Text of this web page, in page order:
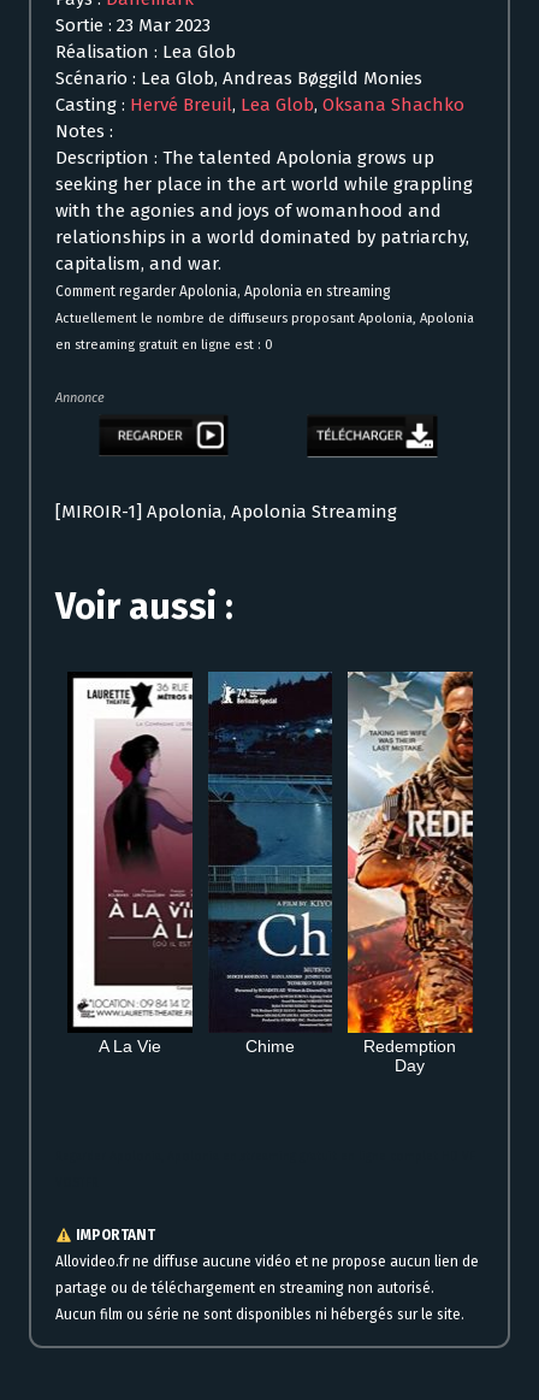
Sortie : 23 Mar 2023
Réalisation : Lea Glob
Scénario : Lea Glob, Andreas Bøggild Monies
Casting : Hervé Breuil, Lea Glob, Oksana Shachko
Notes :
Description : The talented Apolonia grows up
seeking her place in the art world while grappling
with the agonies and joys of womanhood and
relationships in a world dominated by patriarchy,
capitalism, and war.
Comment regarder Apolonia, Apolonia en streaming
Actuellement le nombre de diffuseurs proposant Apolonia, Apolonia
en streaming gratuit en ligne est : 0
Annonce
[MIROIR-1] Apolonia, Apolonia Streaming
Voir aussi :
A La Vie Chime
Redemption
Day
IMPORTANT
Allovideo.fr ne diffuse aucune vidéo et ne propose aucun lien de
partage ou de téléchargement en streaming non autorisé.
Aucun film ou série ne sont disponibles ni hébergés sur le site.